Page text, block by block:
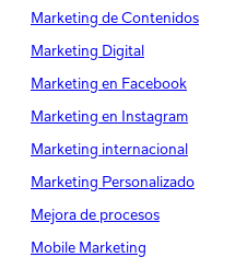
Marketing de Contenidos
Marketing Digital
Marketing en Facebook
Marketing en Instagram
Marketing internacional
Marketing Personalizado
Mejora de procesos
Mobile Marketing